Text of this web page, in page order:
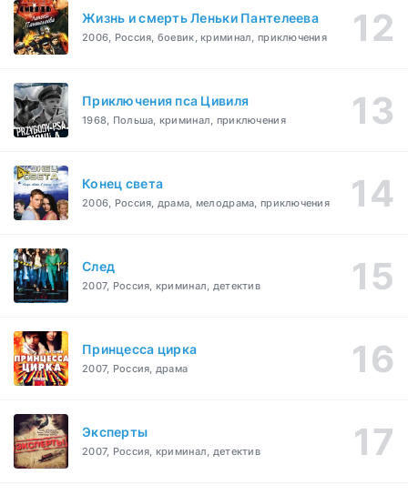
Жизнь и смерть Леньки Пантелеева
2006, Россия, боевик, криминал, приключения
Приключения пса Цивиля
1968, Польша, криминал, приключения
Конец света
2006, Россия, драма, мелодрама, приключения
След
2007, Россия, криминал, детектив
Принцесса цирка
2007, Россия, драма
Эксперты
2007, Россия, криминал, детектив